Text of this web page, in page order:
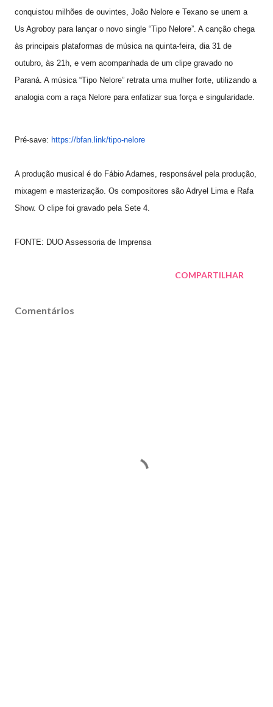
conquistou milhões de ouvintes, João Nelore e Texano se unem a
Us Agroboy para lançar o novo single “Tipo Nelore”. A canção chega
às principais plataformas de música na quinta-feira, dia 31 de
outubro, às 21h, e vem acompanhada de um clipe gravado no
Paraná. A música “Tipo Nelore” retrata uma mulher forte, utilizando a
analogia com a raça Nelore para enfatizar sua força e singularidade.
Pré-save: https://bfan.link/tipo-nelore
A produção musical é do Fábio Adames, responsável pela produção,
mixagem e masterização. Os compositores são Adryel Lima e Rafa
Show. O clipe foi gravado pela Sete 4.
FONTE: DUO Assessoria de Imprensa
COMPARTILHAR
Comentários